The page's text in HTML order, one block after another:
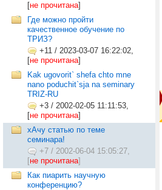
[не прочитана]
Где можно пройти
качественное обучение по
ТРИЗ?
+11 / 2023-03-07 16:22:02,
[не прочитана]
Kak ugovorit` shefa chto mne
nano poduchit`sja na seminary
TRIZ-RU
+3 / 2002-02-05 11:11:53,
[не прочитана]
хАчу статью по теме
семинара!
+7 / 2002-06-04 15:05:27,
[не прочитана]
Как пиарить научную
конференцию?